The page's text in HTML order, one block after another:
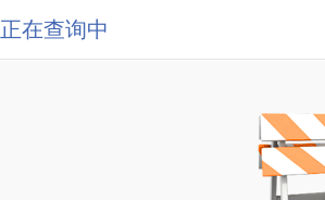
正在查询中